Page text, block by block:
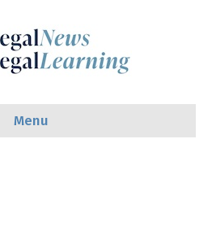
Menu